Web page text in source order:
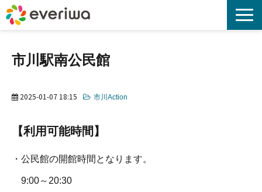
よくある質問
市川駅南公民館
2025-01-07 18:15 市川Action
【利用可能時間】
・公民館の開館時間となります。
9:00～20:30